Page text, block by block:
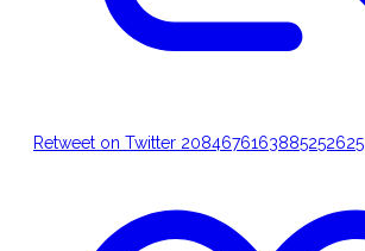
Retweet on Twitter 2084676163885252625